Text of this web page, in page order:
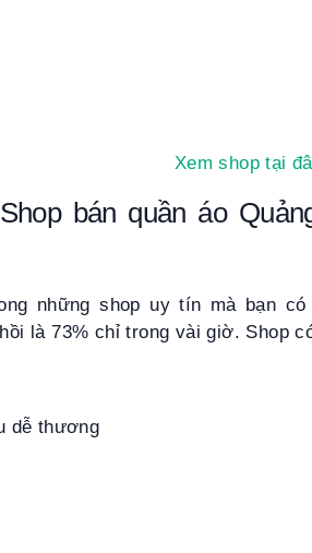
Xem shop tại
bán quần áo
những shop uy tín mà bạn
là 73% chỉ trong vài giờ. Shop
dễ thương